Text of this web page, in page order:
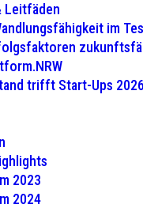
Leitfäden
im
trifft Start-Ups 2026
2023
2024